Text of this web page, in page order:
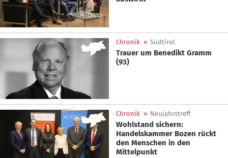
Chronik » Südtirol
Trauer um Benedikt Gramm
(93)
Chronik » Neujahrstreff
Wohlstand sichern:
Handelskammer Bozen rückt
den Menschen in den
Mittelpunkt